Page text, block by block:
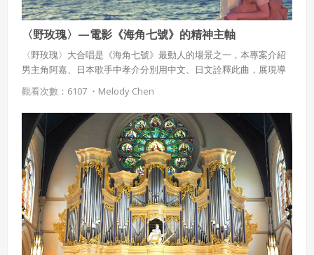
〈野玫瑰〉—電影《海角七號》的精神主軸
〈野玫瑰〉大合唱是《海角七號》最動人的場景之一，本專案介紹
男主角阿嘉、日本歌手中孝介分別用中文、日文詮釋此曲，展現導
演魏德聖絕妙的敘事功力。
觀看次數：6107 ・ Melody Chen